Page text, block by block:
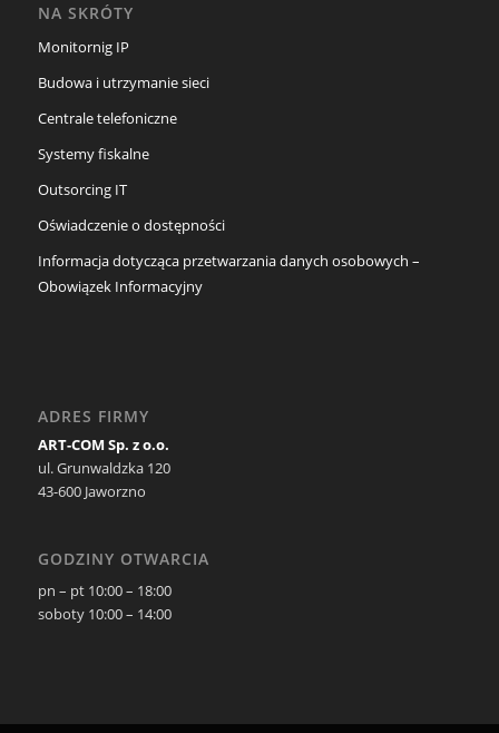
NA SKRÓTY
Monitornig IP
Budowa i utrzymanie sieci
Centrale telefoniczne
Systemy fiskalne
Outsorcing IT
Oświadczenie o dostępności
Informacja dotycząca przetwarzania danych osobowych –
Obowiązek Informacyjny
ADRES FIRMY
ART-COM Sp. z o.o.
ul. Grunwaldzka 120
43-600 Jaworzno
GODZINY OTWARCIA
pn – pt 10:00 – 18:00
soboty 10:00 – 14:00